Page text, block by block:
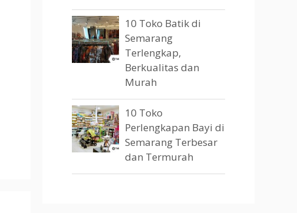
10 Toko Batik di
Semarang
Terlengkap,
Berkualitas dan
Murah
10 Toko
Perlengkapan Bayi di
Semarang Terbesar
dan Termurah